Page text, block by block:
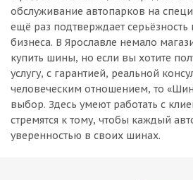
обслуживание автопарков на
ещё раз подтверждает
бизнеса. В Ярославле немало
купить шины, но если вы хотите
услугу, с гарантией, реальной
человеческим отношением, то
выбор. Здесь умеют работать с
стремятся к тому, чтобы каждый
уверенностью в своих шинах.